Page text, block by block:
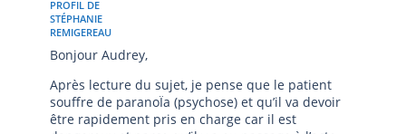
Bonjour Audrey,
Après lecture du sujet, je pense que le patient
souffre de paranoÏa (psychose) et qu’il va devoir
être rapidement pris en charge car il est